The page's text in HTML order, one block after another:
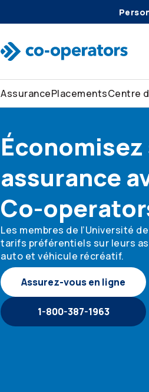
AssurancePlacementsCentre
assurance
Co-
Les membres de l’Université
tarifs préférentiels sur leurs
auto et véhicule récréatif.
Assurez-vous en ligne
1-800-387-1963